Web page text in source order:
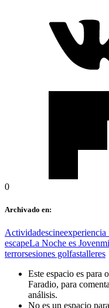
0
Archivado en:
Actividadescineexperiencia
escapeLa Noche es Joven
terrorsesiones golfastalleres
Este espacio es para
Faradio, para
análisis.
No es un espacio